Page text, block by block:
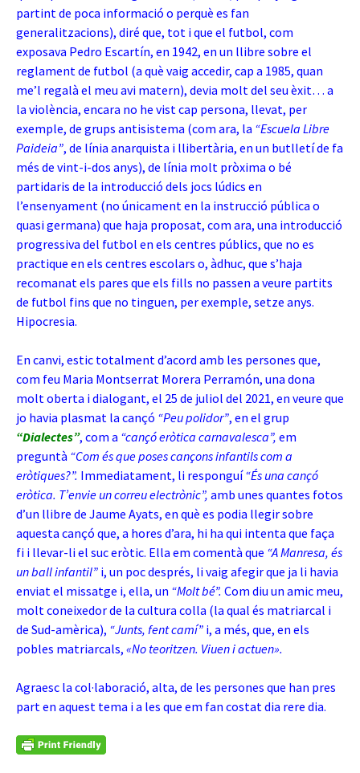
partint de poca informació o perquè es fan
generalitzacions), diré que, tot i que el futbol, com
exposava Pedro Escartín, en 1942, en un llibre sobre el
reglament de futbol (a què vaig accedir, cap a 1985, quan
me’l regalà el meu avi matern), devia molt del seu èxit… a
la violència, encara no he vist cap persona, llevat, per
exemple, de grups antisistema (com ara, la “Escuela Libre
Paideia”, de línia anarquista i llibertària, en un butlletí de fa
més de vint-i-dos anys), de línia molt pròxima o bé
partidaris de la introducció dels jocs lúdics en
l’ensenyament (no únicament en la instrucció pública o
quasi germana) que haja proposat, com ara, una introducció
progressiva del futbol en els centres públics, que no es
practique en els centres escolars o, àdhuc, que s’haja
recomanat els pares que els fills no passen a veure partits
de futbol fins que no tinguen, per exemple, setze anys.
Hipocresia.
En canvi, estic totalment d’acord amb les persones que,
com feu Maria Montserrat Morera Perramón, una dona
molt oberta i dialogant, el 25 de juliol del 2021, en veure que
jo havia plasmat la cançó “Peu polidor”, en el grup
“Dialectes”, com a “cançó eròtica carnavalesca”, em
preguntà “Com és que poses cançons infantils com a
eròtiques?”. Immediatament, li responguí“És una cançó
eròtica. T’envie un correu electrònic”, amb unes quantes fotos
d’un llibre de Jaume Ayats, en què es podia llegir sobre
aquesta cançó que, a hores d’ara, hi ha qui intenta que faça
fi i llevar-li el suc eròtic. Ella em comentà que “A Manresa, és
un ball infantil” i, un poc després, li vaig afegir que ja li havia
enviat el missatge i, ella, un “Molt bé”. Com diu un amic meu,
molt coneixedor de la cultura colla (la qual és matriarcal i
de Sud-amèrica), “Junts, fent camí” i, a més, que, en els
pobles matriarcals, «No teoritzen. Viuen i actuen».
Agraesc la col·laboració, alta, de les persones que han pres
part en aquest tema i a les que em fan costat dia rere dia.